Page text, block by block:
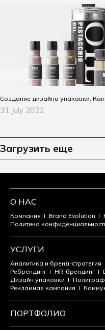
Создание дизайна упаковки. Как
31 July 2022
Загрузить еще
О НАС
Компания Brand Evolution
Политика
УСЛУГИ
Аналитика и бренд-стратегия
Ребрендинг
HR-брендинг
Дизайн упаковки
Рекламная кампания
ПОРТФОЛИО